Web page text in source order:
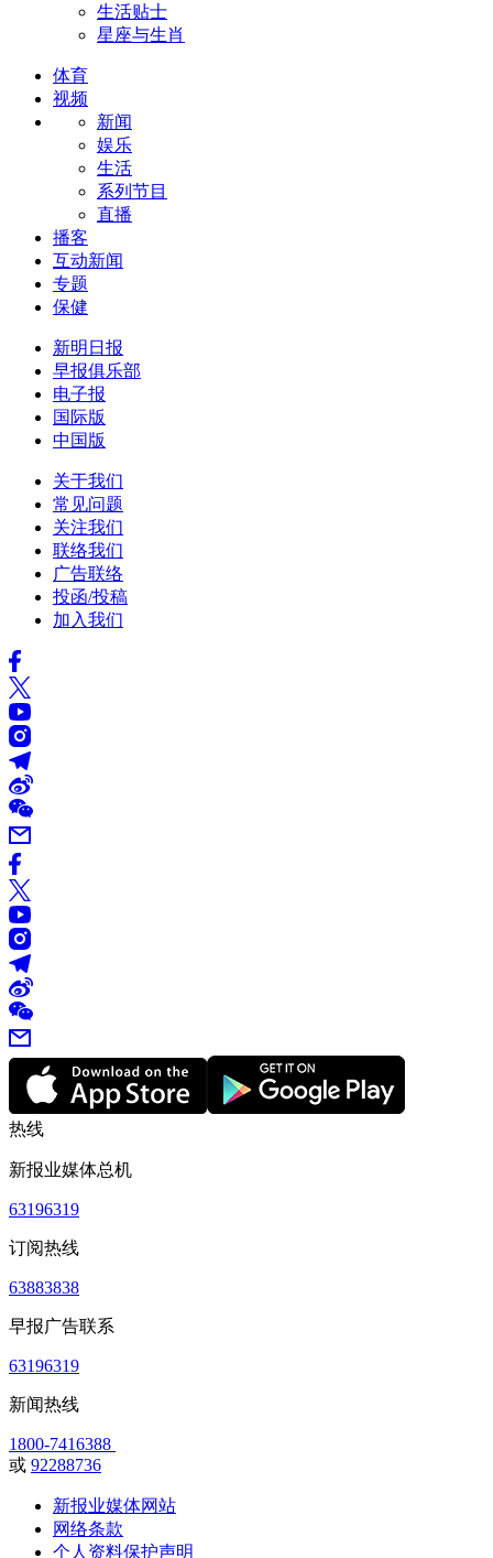
生活贴士
星座与生肖
体育
视频
新闻
娱乐
生活
系列节目
直播
播客
互动新闻
专题
保健
新明日报
早报俱乐部
电子报
国际版
中国版
关于我们
常见问题
关注我们
联络我们
广告联络
投函/投稿
加入我们
热线
新报业媒体总机
63196319
订阅热线
63883838
早报广告联系
63196319
新闻热线
1800-7416388
或 92288736
新报业媒体网站
网络条款
个人资料保护声明